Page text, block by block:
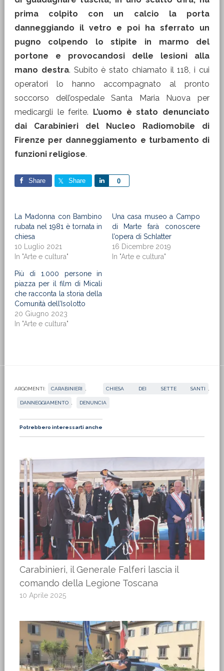
prima colpito con un calcio la porta
danneggiando il vetro e poi ha sferrato un
pugno colpendo lo stipite in marmo del
portone e provocandosi delle lesioni alla
mano destra. Subito è stato chiamato il 118, i cui
operatori lo hanno accompagnato al pronto
soccorso dell’ospedale Santa Maria Nuova per
medicargli le ferite. L’uomo è stato denunciato
dai Carabinieri del Nucleo Radiomobile di
Firenze per danneggiamento e turbamento di
funzioni religiose.
Share Share 0
Share
La Madonna con Bambino
rubata nel 1981 è tornata in
chiesa
10 Luglio 2021
In "Arte e cultura"
Una casa museo a Campo
di Marte farà conoscere
l’opera di Schlatter
16 Dicembre 2019
In "Arte e cultura"
Più di 1.000 persone in
piazza per il film di Micali
che racconta la storia della
Comunità dell’Isolotto
20 Giugno 2023
In "Arte e cultura"
ARGOMENTI: CARABINIERI CHIESA DEI SETTE SANTI
DANNEGGIAMENTO DENUNCIA
Potrebbero interessarti anche
Carabinieri, il Generale Falferi lascia il
comando della Legione Toscana
10 Aprile 2025